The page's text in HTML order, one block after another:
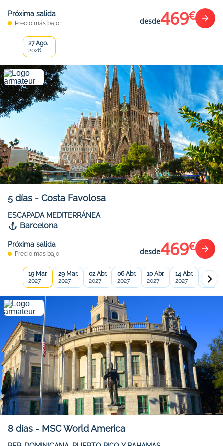
Próxima salida
Precio más bajo desde469€
27 Ago.
2026
5 días - Costa Favolosa
ESCAPADA MEDITERRÁNEA
Barcelona
Próxima salida
Precio más bajo desde469€
19 Mar.
2027
29 Mar.
2027
02 Abr.
2027
06 Abr.
2027
10 Abr.
2027
14 Abr.
2027
18 Abr.
2027
8 días - MSC World America